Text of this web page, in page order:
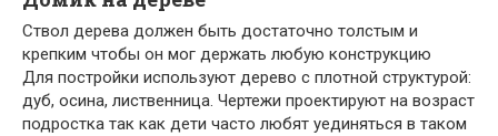
Ствол дерева должен быть достаточно толстым и
крепким чтобы он мог держать любую конструкцию
Для постройки используют дерево с плотной структурой:
дуб, осина, лиственница. Чертежи проектируют на возраст
подростка так как дети часто любят уединяться в таком